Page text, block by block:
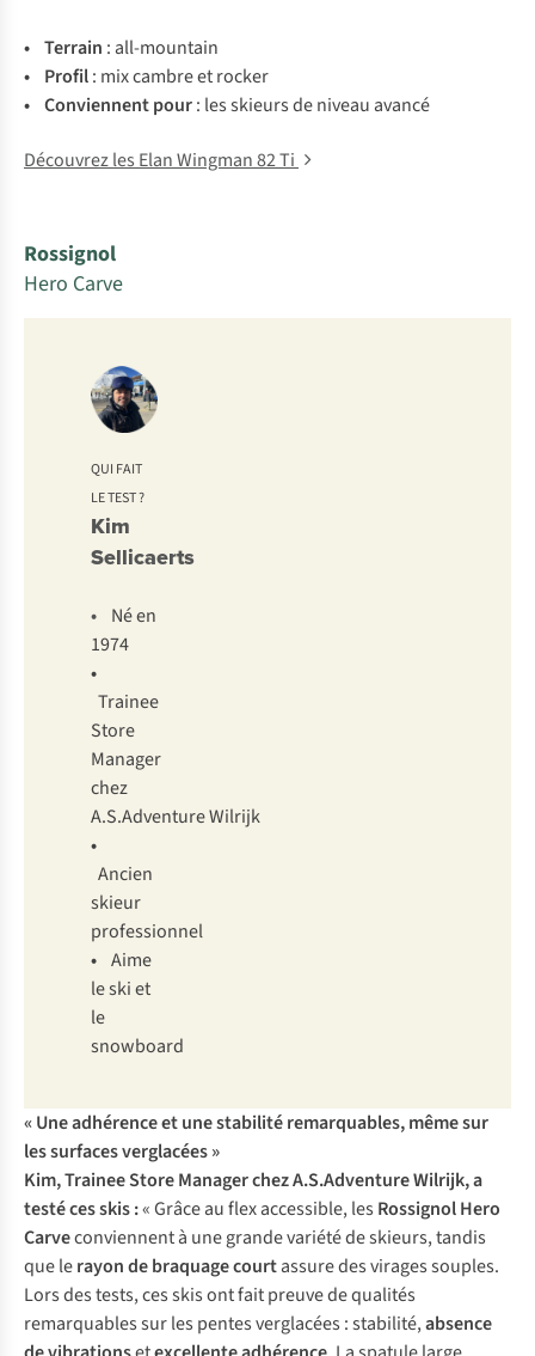
• Terrain : all-mountain
• Profil: mixcambreetrocker
• Conviennentpour: lesskieursdeniveau avancé
Découvrez les Elan Wingman 82 Ti
Rossignol
Hero Carve
QUI FAIT
LE TEST ?
Kim
Sellicaerts
• Né en
1974
•
Trainee
Store
Manager
chez
A.S.Adventure Wilrijk
•
Ancien
skieur
professionnel
• Aime
le ski et
le
snowboard
« Une adhérence et une stabilité remarquables, même sur
les surfaces verglacées »
Kim, Trainee Store Manager chez A.S.Adventure Wilrijk, a
testé ces skis :« Grâce au flex accessible, les Rossignol Hero
Carveconviennent à une grande variété de skieurs, tandis
que lerayon de braquage courtassure des virages souples.
Lors des tests, ces skis ont fait preuve de qualités
remarquables sur les pentes verglacées : stabilité,absence